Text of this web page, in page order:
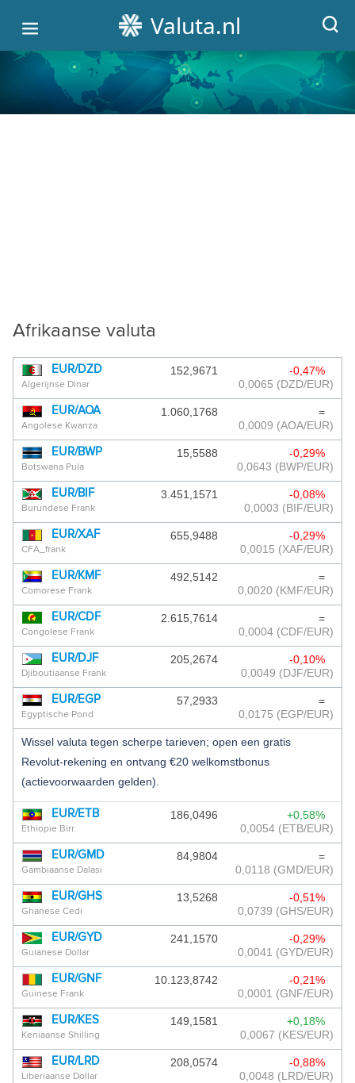
Valuta.nl
ALLE WISSELKOERSEN
Afrikaanse valuta
EUR/DZD
Algerijnse Dinar
152,9671
-0,47%
0,0065 (DZD/EUR)
EUR/AOA
Angolese Kwanza
1.060,1768
=
0,0009 (AOA/EUR)
EUR/BWP
Botswana Pula
15,5588
-0,29%
0,0643 (BWP/EUR)
EUR/BIF
Burundese Frank
3.451,1571
-0,08%
0,0003 (BIF/EUR)
EUR/XAF
CFA_frank
655,9488
-0,29%
0,0015 (XAF/EUR)
EUR/KMF
Comorese Frank
492,5142
=
0,0020 (KMF/EUR)
EUR/CDF
Congolese Frank
2.615,7614
=
0,0004 (CDF/EUR)
EUR/DJF
Djiboutiaanse Frank
205,2674
-0,10%
0,0049 (DJF/EUR)
EUR/EGP
Egyptische Pond
57,2933
=
0,0175 (EGP/EUR)
Wissel valuta tegen scherpe tarieven; open een gratis
Revolut-rekening en ontvang €20 welkomstbonus
(actievoorwaarden gelden).
EUR/ETB
Ethiopie Birr
186,0496
+0,58%
0,0054 (ETB/EUR)
EUR/GMD
Gambiaanse Dalasi
84,9804
=
0,0118 (GMD/EUR)
EUR/GHS
Ghanese Cedi
13,5268
-0,51%
0,0739 (GHS/EUR)
EUR/GYD
Guianese Dollar
241,1570
-0,29%
0,0041 (GYD/EUR)
EUR/GNF
Guinese Frank
10.123,8742
-0,21%
0,0001 (GNF/EUR)
EUR/KES
Keniaanse Shilling
149,1581
+0,18%
0,0067 (KES/EUR)
EUR/LRD
Liberiaanse Dollar
208,0574
-0,88%
0,0048 (LRD/EUR)